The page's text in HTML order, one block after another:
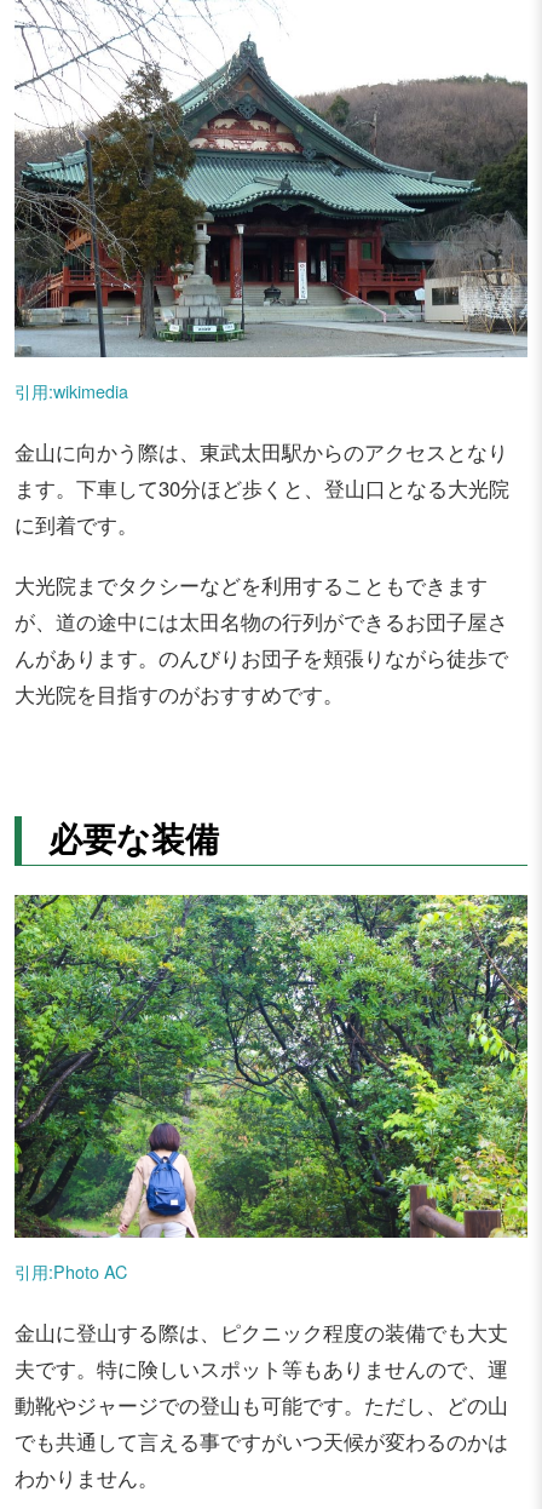
引用:wikimedia
金山に向かう際は、東武太田駅からのアクセスとなり
ます。下車して30分ほど歩くと、登山口となる大光院
に到着です。
大光院までタクシーなどを利用することもできます
が、道の途中には太田名物の行列ができるお団子屋さ
んがあります。のんびりお団子を頬張りながら徒歩で
大光院を目指すのがおすすめです。
必要な装備
引用:Photo AC
金山に登山する際は、ピクニック程度の装備でも大丈
夫です。特に険しいスポット等もありませんので、運
動靴やジャージでの登山も可能です。ただし、どの山
でも共通して言える事ですがいつ天候が変わるのかは
わかりません。